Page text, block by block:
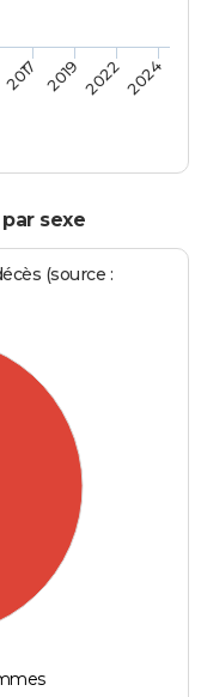
2017 2019 20222024
sexe
(source :